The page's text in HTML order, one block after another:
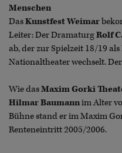
Menschen
DasKunstfest Weimar
Leiter: Der DramaturgRolf
ab, der zur Spielzeit 18/19
Nationaltheater wechselt.
Wie dasMaxim Gorki
Hilmar Baumannim Alter
Bühne stand er im Maxim
Renteneintritt 2005/2006.